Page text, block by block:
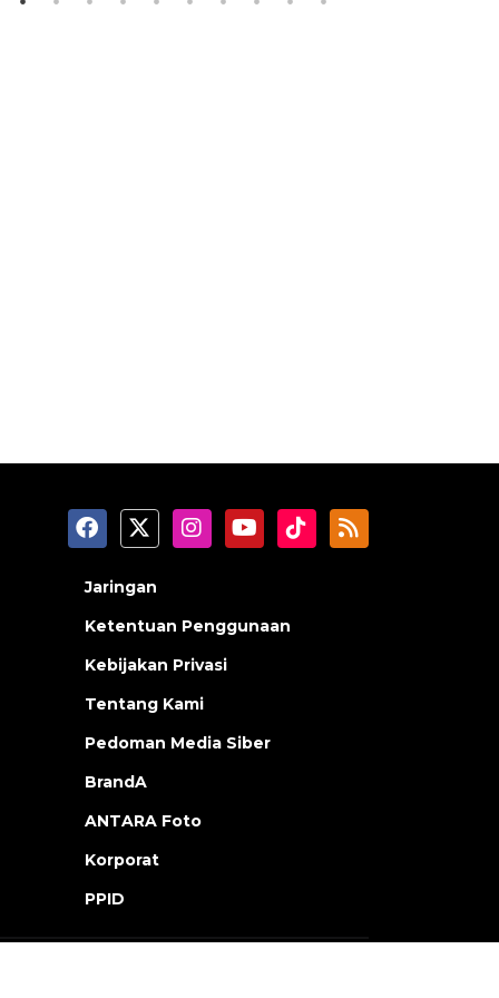
Jaringan
Ketentuan Penggunaan
Kebijakan Privasi
Tentang Kami
Pedoman Media Siber
BrandA
ANTARA Foto
Korporat
PPID